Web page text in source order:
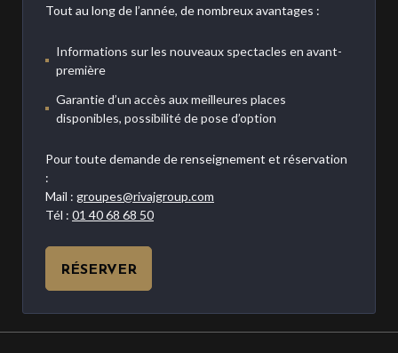
Tout au long de l’année, de nombreux avantages :
Informations sur les nouveaux spectacles en avant-
première
Garantie d’un accès aux meilleures places
disponibles, possibilité de pose d’option
Pour toute demande de renseignement et réservation
:
Mail : groupes@rivajgroup.com
Tél : 01 40 68 68 50
RÉSERVER